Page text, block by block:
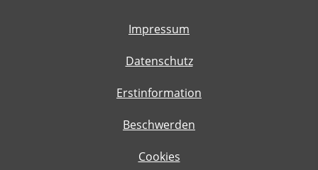
Impressum
Datenschutz
Erstinformation
Beschwerden
Cookies